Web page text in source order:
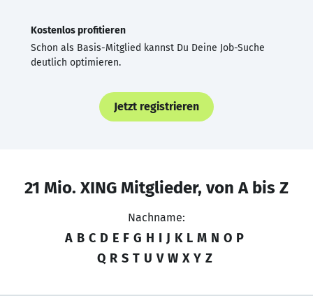
Kostenlos profitieren
Schon als Basis-Mitglied kannst Du Deine Job-Suche
deutlich optimieren.
Jetzt registrieren
21 Mio. XING Mitglieder, von A bis Z
Nachname:
A B C D E F G H I J K L M N O P
Q R S T U V W X Y Z